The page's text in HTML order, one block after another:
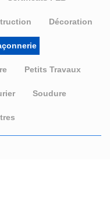
Décoration
Petits Travaux
Soudure